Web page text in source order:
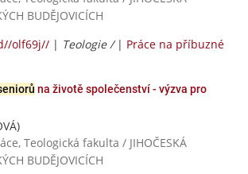
BUDĚJOVICÍCH
olf69j// | Teologie / | Práce na příbuzné
na životě společenství - výzva pro
Teologická fakulta / JIHOČESKÁ
BUDĚJOVICÍCH